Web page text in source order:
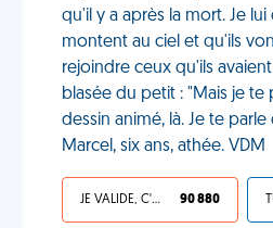
qu'il y a après la mort. Je
montent au ciel et qu'ils
rejoindre ceux qu'ils
blasée du petit : "Mais je te
dessin animé, là. Je te parle
Marcel, six ans, athée. VDM
JE VALIDE, C'EST UNE VDM 90 880